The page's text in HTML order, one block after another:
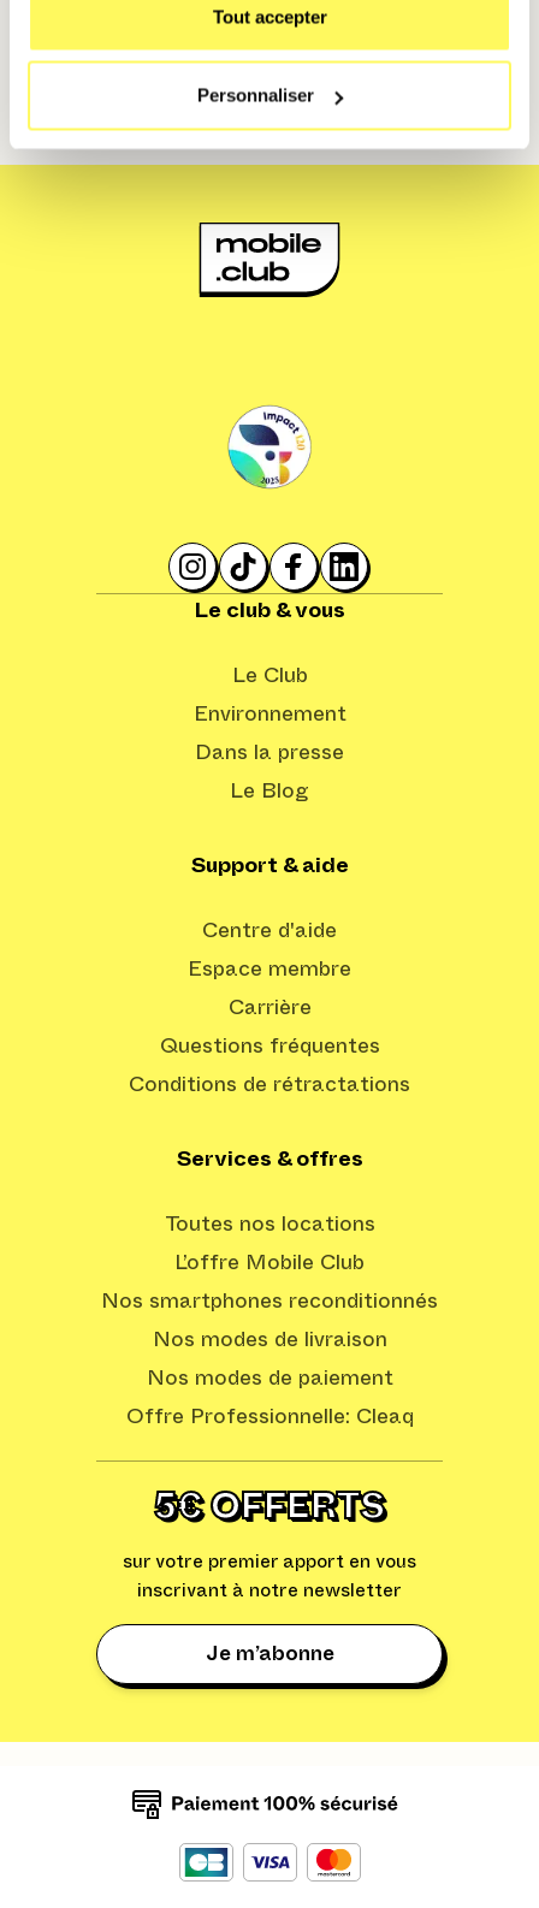
Tout accepter
Personnaliser
Mobile Clubet gardez vos
appareils toujours chargés. 🔋✨
Le club & vous
Le Club
Environnement
Dans la presse
Le Blog
Support & aide
Centre d'aide
Espace membre
Carrière
Questions fréquentes
Conditions de rétractations
Services & offres
Toutes nos locations
L’offre Mobile Club
Nos smartphones reconditionnés
Nos modes de livraison
Nos modes de paiement
Offre Professionnelle: Cleaq
5€ OFFERTS
sur votre premier apport en vous
inscrivant à notre newsletter
Je m’abonne